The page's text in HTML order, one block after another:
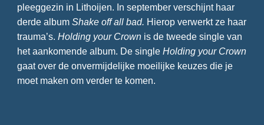
pleeggezin in Lithoijen. In september verschijnt haar
derde album Shake off all bad. Hierop verwerkt ze haar
trauma’s. Holding your Crown is de tweede single van
het aankomende album. De single Holding your Crown
gaat over de onvermijdelijke moeilijke keuzes die je
moet maken om verder te komen.